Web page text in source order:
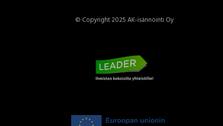
© Copyright 2025 AK-isännöinti Oy